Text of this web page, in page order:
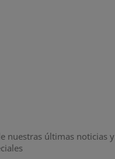
nuestras últimas noticias y